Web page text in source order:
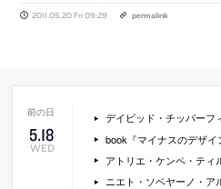
2011.05.20 Fri 09:29 permalink
5.18
WED
デイビッド・チッパーフィールド
book『マイナスのデザイ
アトリエ・ケンペ・ティ
ニエト・ソベヤーノ・アルキ